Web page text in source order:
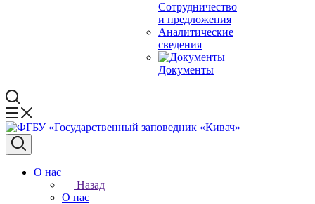
Сотрудничество
и предложения
Аналитические
сведения
Документы
О нас
Назад
О нас